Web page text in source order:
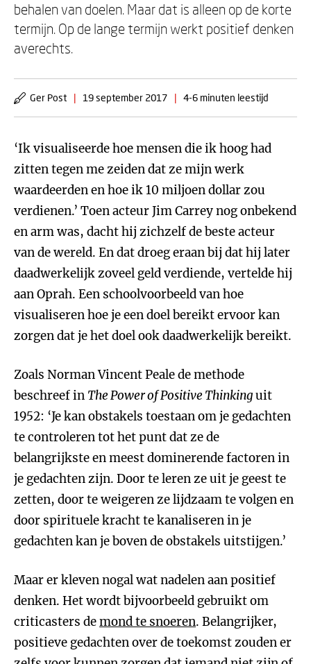
behalen van doelen. Maar dat is alleen op de korte
termijn. Op de lange termijn werkt positief denken
averechts.
Ger Post | 19 september 2017 | 4-6 minuten leestijd
‘Ik visualiseerde hoe mensen die ik hoog had
zitten tegen me zeiden dat ze mijn werk
waardeerden en hoe ik 10 miljoen dollar zou
verdienen.’ Toen acteur Jim Carrey nog onbekend
en arm was, dacht hij zichzelf de beste acteur
van de wereld. En dat droeg eraan bij dat hij later
daadwerkelijk zoveel geld verdiende, vertelde hij
aan Oprah. Een schoolvoorbeeld van hoe
visualiseren hoe je een doel bereikt ervoor kan
zorgen dat je het doel ook daadwerkelijk bereikt.
Zoals Norman Vincent Peale de methode
beschreef in The Power of Positive Thinkinguit
1952: ‘Je kan obstakels toestaan om je gedachten
te controleren tot het punt dat ze de
belangrijkste en meest dominerende factoren in
je gedachten zijn. Door te leren ze uit je geest te
zetten, door te weigeren ze lijdzaam te volgen en
door spirituele kracht te kanaliseren in je
gedachten kan je boven de obstakels uitstijgen.’
Maar er kleven nogal wat nadelen aan positief
denken. Het wordt bijvoorbeeld gebruikt om
criticasters demond te snoeren. Belangrijker,
positieve gedachten over de toekomst zouden er